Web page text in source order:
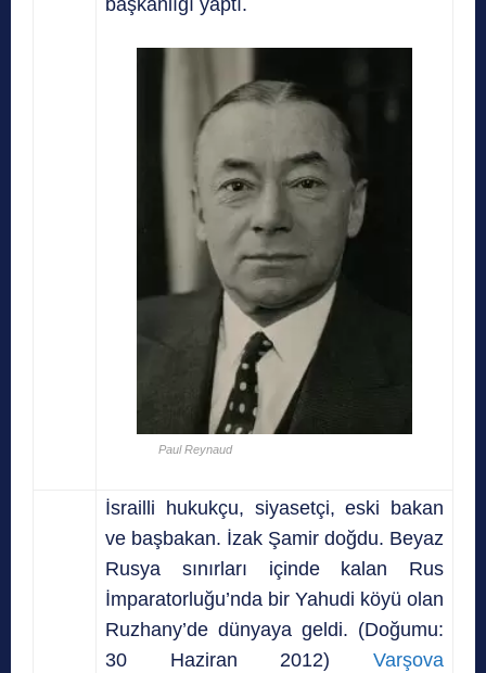
başkanlığı yaptı.
Paul Reynaud
İsrailli hukukçu, siyasetçi, eski bakan
ve başbakan. İzak Şamir doğdu. Beyaz
Rusya sınırları içinde kalan Rus
İmparatorluğu’nda bir Yahudi köyü olan
Ruzhany’de dünyaya geldi. (Doğumu:
30 Haziran 2012) Varşova